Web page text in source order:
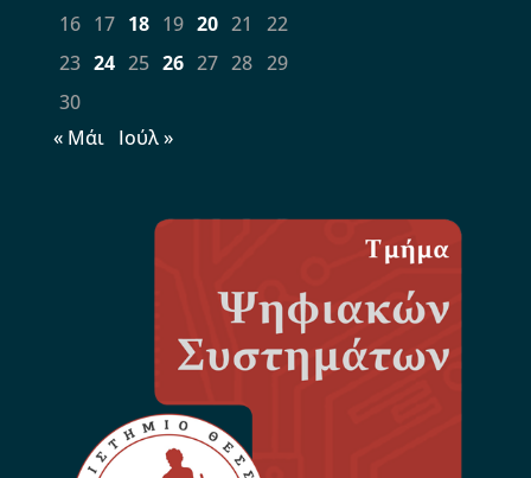
16 17 18 19 20 21
22
23 24 25 26 27 28 29
30
« Μάι
Ιούλ »